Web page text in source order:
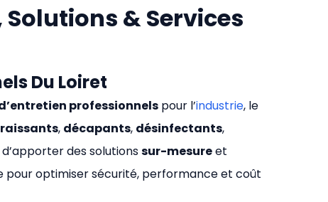
& Services
Du Loiret
professionnels pour l’industrie, le
, décapants, désinfectants,
des solutionssur-mesureet
optimiser sécurité, performance et coût